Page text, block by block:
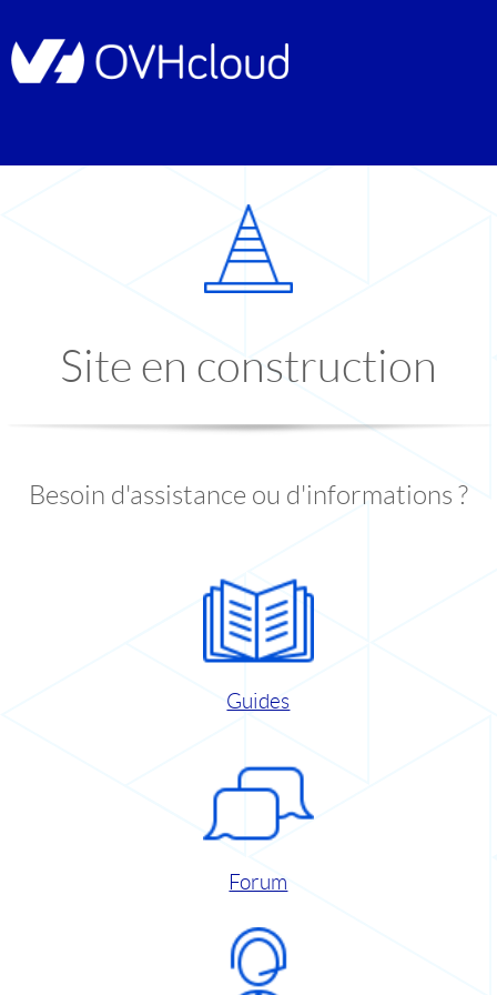
Site en construction
Besoin d'assistance ou d'informations ?
Guides
Forum